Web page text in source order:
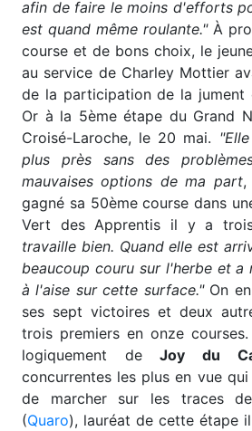
afin de faire le moins d'efforts
est quand même roulante."À
course et de bons choix, le
au service de Charley Mottier
de la participation de la jument
Or à la 5ème étape du Grand
Croisé-Laroche, le 20 mai.
plus près sans des
mauvaises options de ma part,
gagné sa 50ème course dans
Vert des Apprentis il y a
travaille bien. Quand elle est
beaucoup couru sur l'herbe et
à l'aise sur cette surface."On
ses sept victoires et deux
trois premiers en onze
logiquement deJoy du
concurrentes les plus en vue
de marcher sur les traces
(Quaro), lauréat de cette étape